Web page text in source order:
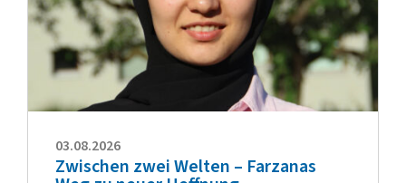
03.08.2026
Zwischen zwei Welten – Farzanas